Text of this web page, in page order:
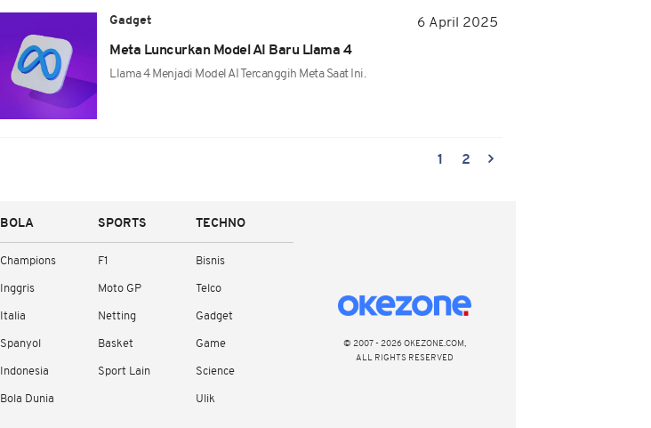
Gadget
6 April 2025
Meta Luncurkan Model AI Baru Llama 4
Llama 4 Menjadi Model AI Tercanggih Meta Saat Ini.
1 2
BOLA
Champions
Inggris
Italia
Spanyol
Indonesia
Bola Dunia
SPORTS
F1
Moto GP
Netting
Basket
Sport Lain
TECHNO
Bisnis
Telco
Gadget
Game
Science
Ulik
© 2007 - 2026 OKEZONE.COM,
ALL RIGHTS RESERVED